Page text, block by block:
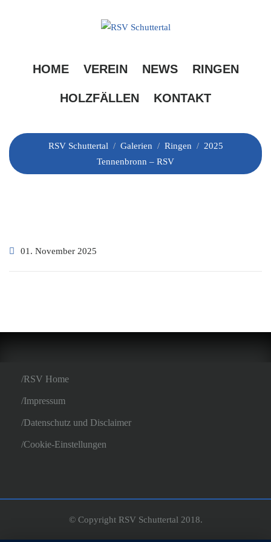
HOME VEREIN NEWS RINGEN
HOLZFÄLLEN KONTAKT
RSV
RSV Schuttertal / Galerien / Ringen / 2025
Tennenbronn – RSV
01. November 2025
RSV Home
Impressum
Datenschutz und Disclaimer
Cookie-Einstellungen
© Copyright RSV Schuttertal 2018.